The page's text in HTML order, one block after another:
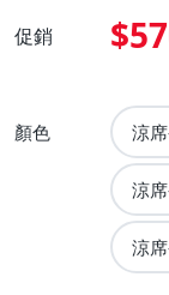
促銷
顏色 涼
涼
涼